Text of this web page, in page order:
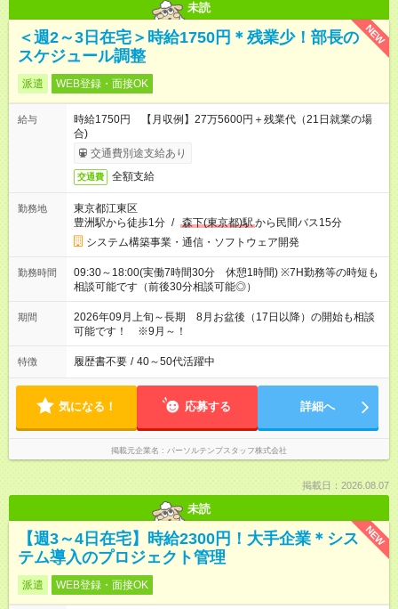
未読
NEW
＜週2～3日在宅＞時給1750円＊残業少！部長の
スケジュール調整
派遣 WEB登録・面接OK
給与
時給1750円 【月収例】27万5600円＋残業代（21日就業の場
合)
交通費別途支給あり
交通費 全額支給
勤務地
東京都江東区
豊洲駅から徒歩1分 / 森下(東京都)駅から民間バス15分
システム構築事業・通信・ソフトウェア開発
勤務時間
09:30～18:00(実働7時間30分 休憩1時間) ※7H勤務等の時短も
相談可能です（前後30分相談可能◎）
期間
2026年09月上旬～長期 8月お盆後（17日以降）の開始も相談
可能です！ ※9月～！
特徴 履歴書不要 / 40～50代活躍中
気になる！ 応募する 詳細へ
掲載元企業名 パーソルテンプスタッフ株式会社
掲載日：2026.08.07
未読
NEW
【週3～4日在宅】時給2300円！大手企業＊シス
テム導入のプロジェクト管理
派遣 WEB登録・面接OK